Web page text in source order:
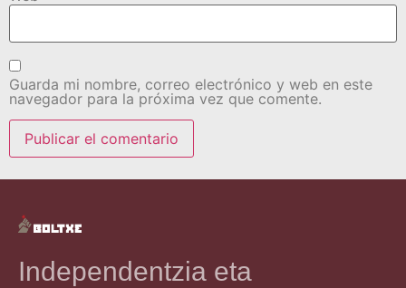
Guarda mi nombre, correo electrónico y web en este
navegador para la próxima vez que comente.
Independentzia eta